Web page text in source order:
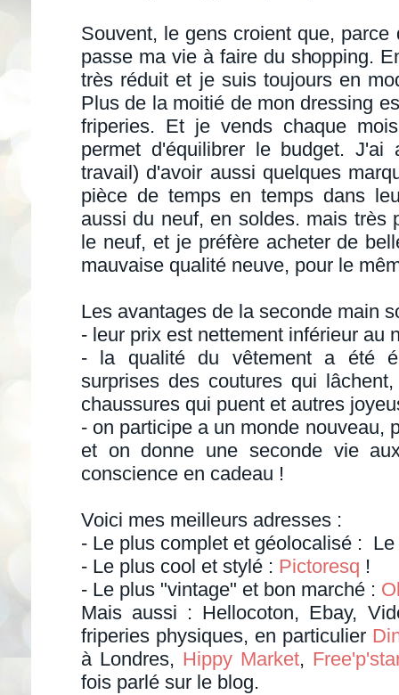
Souvent, le gens croient que,
passe ma vie à faire du shopping.
très réduit et je suis toujours en
Plus de la moitié de mon dressing
friperies. Et je vends chaque
permet d'équilibrer le budget.
travail) d'avoir aussi quelques
pièce de temps en temps dans
aussi du neuf, en soldes. mais très
le neuf, et je préfère acheter de
mauvaise qualité neuve, pour le
Les avantages de la seconde main
- leur prix est nettement inférieur au
- la qualité du vêtement a été
surprises des coutures qui
chaussures qui puent et autres
- on participe a un monde nouveau,
et on donne une seconde vie
conscience en cadeau !
Voici mes meilleurs adresses :
- Le plus complet et géolocalisé :
- Le plus cool et stylé : Pictoresq !
- Le plus "vintage" et bon marché :
Mais aussi : Hellocoton, Ebay,
friperies physiques, en particulier
à Londres, Hippy Market,
fois parlé sur le blog.